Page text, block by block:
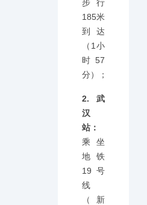
步行
185米
到达
（1小
时57
分）；
2.武
汉
站：
乘坐
地铁
19号
线
（新